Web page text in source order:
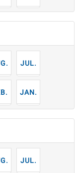
7月
1月
7月